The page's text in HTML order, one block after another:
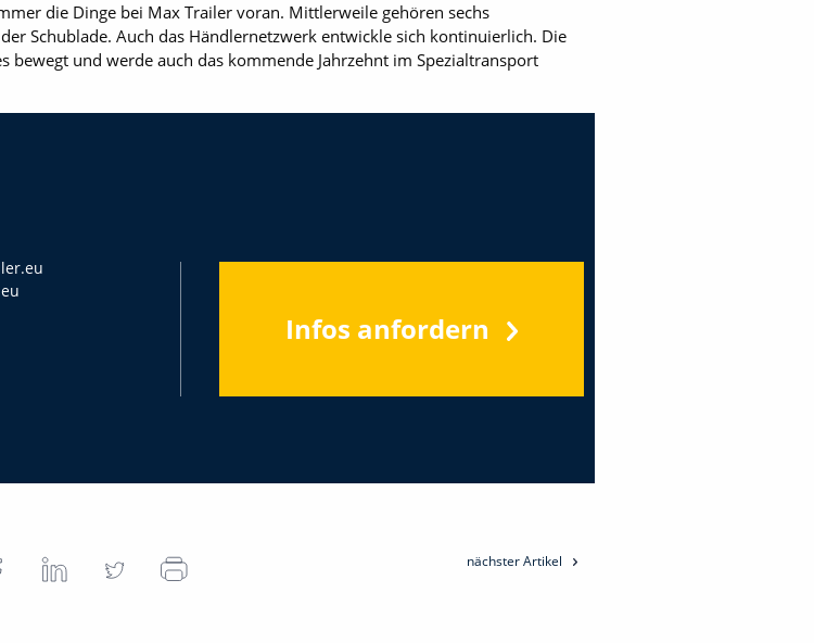
die Dinge bei Max Trailer voran. Mittlerweile gehören sechs
Schublade. Auch das Händlernetzwerk entwickle sich kontinuierlich. Die
bewegt und werde auch das kommende Jahrzehnt im Spezialtransport
Infos anfordern
nächster Artikel